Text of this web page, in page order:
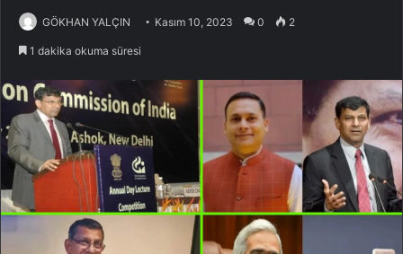
GÖKHAN YALÇIN Kasım 10, 2023 0 2
1 dakika okuma süresi